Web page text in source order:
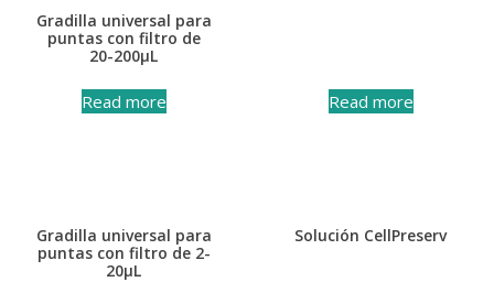
Gradilla universal para
puntas con filtro de
20-200μL
Read more Read more
Gradilla universal para
puntas con filtro de 2-
20μL
Solución CellPreserv